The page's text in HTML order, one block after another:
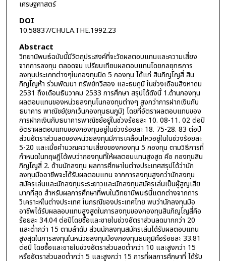
เศรษฐศาสตร์
DOI
10.58837/CHULA.THE.1992.23
Abstract
วิทยานิพนธ์ฉบับนี้มีวัตถุประสงค์ที่จะวัดผลตอบแทนและความเสี่ยง
จากการลงทุน ตลอดจน เปรียบเทียบผลตอบแทนโดยกลยุทธการ
ลงทุนประเภทต่างๆในกองทุนปิด 5 กองทุน ได้แก่ สินภิญโญสี่ สิน
ภิญโญห้า ร่วมพัฒนา ทรัพย์ทวีสอง และธนภูมิ ในช่วงเดือนสิงหาดม
2531 ถึงเดือนธันวาคม 2533 การศึกษา สรุปได้ดังนี้ 1.ด้านกองทุน
ผลตอบแทนของหน่วยลงทุนโนกองทุนต่างๆ สูงกว่าการฝากเงินกับ
ธนาคาร พาณิชย์(ยกเว้นกองทุนธนภูมิ) โดยที่อัตราผลตอบแทนของ
การฝากเงินกับธนาคารพาณิชย์อยู่ในช่วงร้อยละ 10. 08-11. 02 ต่อปี
อัตราผลตอบแทนของกองทุนอยู่ในช่วงร้อยละ 18. 75-28. 83 ต่อปี
ส่วนอัตราส่วนลดของหน่วยลงทุนมีการเคลื่อนไหวอยู่ในในช่วงร้อยละ
5-20 และเมื่อคำนวณความเสี่ยงของกองทุน 5 กองทุน ตามวิธีการที่
กำหนดในทฤษฎีได้พบว่ากองทุนที่ให้ผลตอบแทนสูงสูด คือ กองทุนสิน
ภิญโญสี่ 2. ด้านนักลงทุน ผลการศึกษาในต่างประเทศสรุปได้ว่านัก
ลงทุนมืออาชีพจะได้รับผลตอบแทน จากการลงทุนสูงกว่านักลงทุน
สมัครเล่นและนักลงทุนระระยาวและนักลงทุนสมัครเล่นเป็นผู้สูญเสีย
มากที่สุด สำหรับผลการศึกษาที่พบในวิทยานิพนธ์นี้แตกต่างจากการ
วิเคราะห์ในต่างประเทศ ในกรณีของประเทศไทย พบว่านักลงทุนมือ
อาชีพได้รับผลลอบแทนสูงสูดในการลงทุนของกองทุนสินภิญโญสี่คือ
ร้อยละ 34.04 ต่อปีโดยซื้อและขายในช่วงอัตราส่วนลดมากกว่า 20
และต่ำกว่า 15 ตามลำดับ ส่วนนักลงทุนสมัครเล่นได้รับผลตอบแทน
สูงสุดในการลงทุนในหน่วยลงทุนปีองกองทุนธนภูมิคือร้อยละ 33.81
ต่อปี โดยซื้อและขายในช่วงอัตราส่วนลดต่ำกว่า 10 และสูงกว่า 15
หรืออัตราส่วนลดต่ำกว่า 5 และสูงกว่า 15 การที่ผลการศึกษาที่ ได้รับ